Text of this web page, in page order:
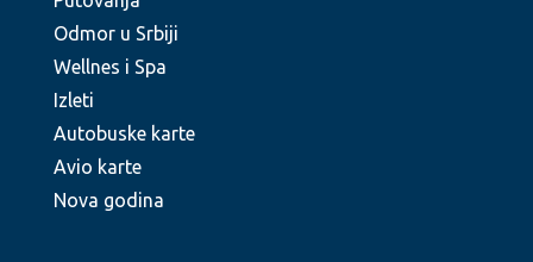
Odmor u Srbiji
Wellnes i Spa
Izleti
Autobuske karte
Avio karte
Nova godina